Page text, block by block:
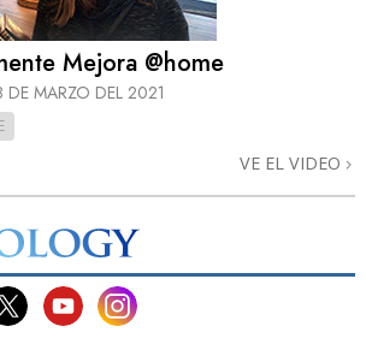
Mejora @home
DE MARZO DEL 2021
VE EL VIDEO